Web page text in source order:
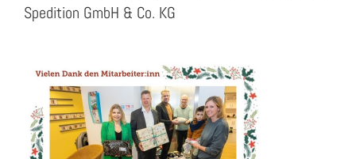
Spedition GmbH & Co. KG